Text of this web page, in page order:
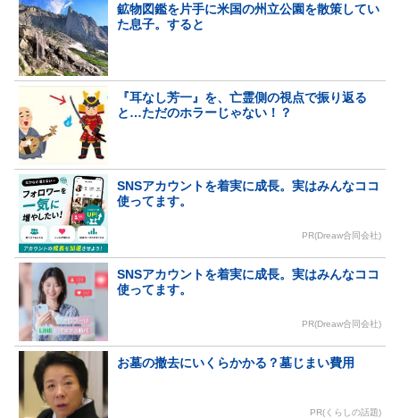
鉱物図鑑を片手に米国の州立公園を散策してい
た息子。すると
『耳なし芳一』を、亡霊側の視点で振り返る
と…ただのホラーじゃない！？
SNSアカウントを着実に成長。実はみんなココ
使ってます。
PR(Dreaw合同会社)
SNSアカウントを着実に成長。実はみんなココ
使ってます。
PR(Dreaw合同会社)
お墓の撤去にいくらかかる？墓じまい費用
PR(くらしの話題)